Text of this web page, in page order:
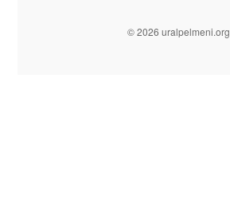
© 2026 uralpelmeni.org